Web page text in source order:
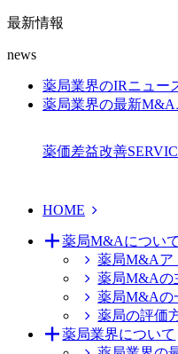
最新情報
news
薬局業界のIRニュー
薬局業界の最新M&A
薬価差益改善
HOME
薬局M&Aについて
薬局M&Aア
薬局M&Aの
薬局M&Aの
薬局の評価
薬局業界について